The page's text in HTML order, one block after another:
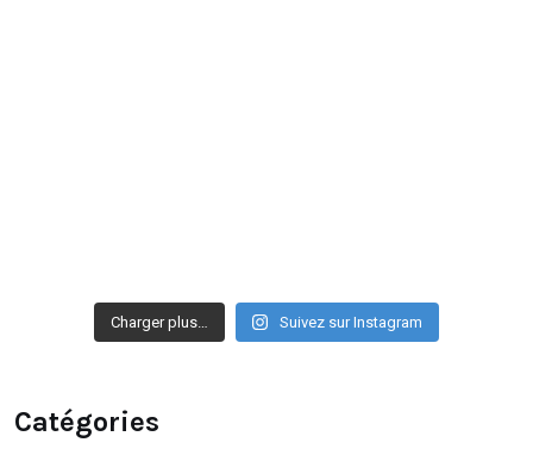
Charger plus… Suivez sur Instagram
Catégories